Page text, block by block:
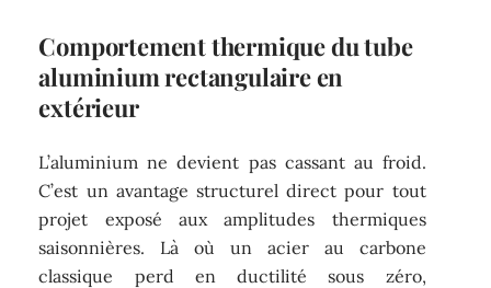
Comportement thermique du tube
aluminium rectangulaire en
extérieur
L’aluminium ne devient pas cassant au froid.
C’est un avantage structurel direct pour tout
projet exposé aux amplitudes thermiques
saisonnières. Là où un acier au carbone
classique perd en ductilité sous zéro,